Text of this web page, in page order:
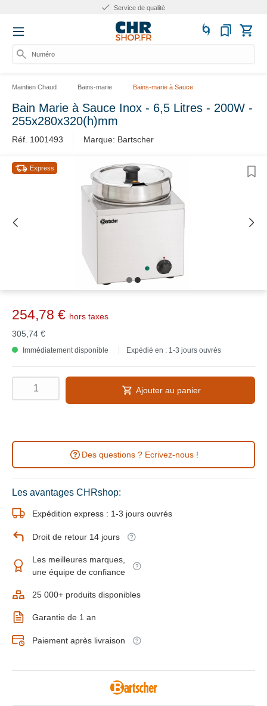
Service de qualité
Numéro d'a
Maintien Chaud Bains-marie Bains-marie à Sauce
Bain Marie à Sauce Inox - 6,5 Litres - 200W -
255x280x320(h)mm
Réf. 1001493 Marque: Bartscher
Express
254,78 € hors taxes
305,74 €
Immédiatement disponible Expédié en : 1-3 jours ouvrés
Ajouter au panier
Des questions ? Ecrivez-nous !
Les avantages CHRshop:
Expédition express : 1-3 jours ouvrés
Droit de retour 14 jours
Les meilleures marques,
une équipe de confiance
25 000+ produits disponibles
Garantie de 1 an
Paiement après livraison